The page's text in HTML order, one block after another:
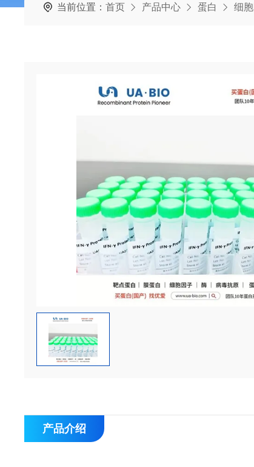
当前位置：首页 产品中心 蛋白 细
产品介绍